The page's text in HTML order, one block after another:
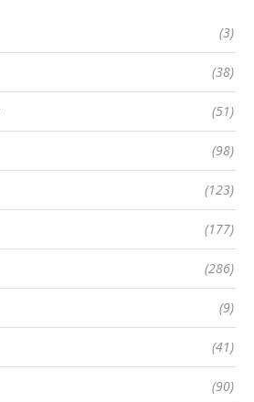
(3)
(38)
(51)
(98)
(123)
(177)
(286)
(9)
(41)
(90)